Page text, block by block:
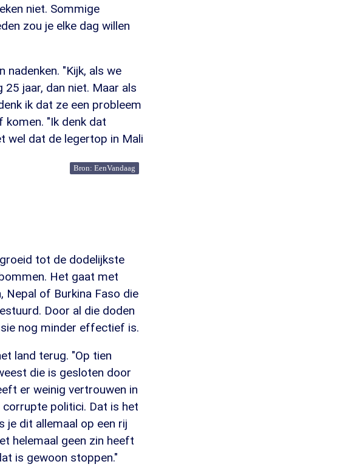
niet. Sommige
zou je elke dag willen
"Kijk, als we
jaar, dan niet. Maar als
ik dat ze een probleem
komen. "Ik denk dat
wel dat de legertop in Mali
Bron: EenVandaag
tot de dodelijkste
Het gaat met
Nepal of Burkina Faso die
Door al die doden
nog minder effectief is.
land terug. "Op tien
die is gesloten door
er weinig vertrouwen in
politici. Dat is het
je dit allemaal op een rij
helemaal geen zin heeft
is gewoon stoppen."